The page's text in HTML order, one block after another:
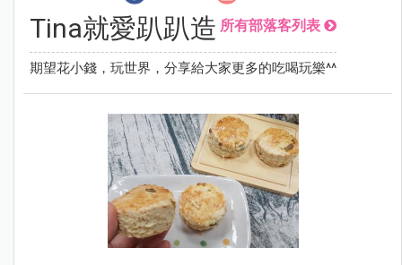
Tina就愛趴趴造 所有部落客列表
期望花小錢，玩世界，分享給大家更多的吃喝玩樂^^